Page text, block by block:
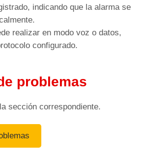
esté apagado.
la llamada, se establece
una conversación bidireccional
se realice correctamente,
indicando que la alarma se
realizar en modo voz o datos,
configurado.
problemas
sección correspondiente.